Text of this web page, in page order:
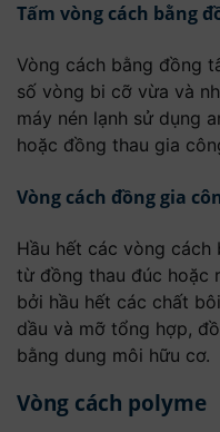
Tấm vòng cách bằng
Vòng cách bằng đồng
số vòng bi cỡ vừa và
máy nén lạnh sử dụng
hoặc đồng thau gia
Vòng cách đồng gia
Hầu hết các vòng
từ đồng thau đúc hoặc
bởi hầu hết các chất
dầu và mỡ tổng hợp,
bằng dung môi hữu cơ.
Vòng cách polyme